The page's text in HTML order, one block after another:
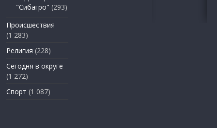
"Сибагро" (293)
Происшествия
(1 283)
Религия (228)
Сегодня в округе
(1 272)
Спорт (1 087)